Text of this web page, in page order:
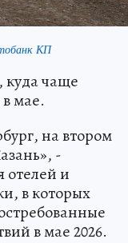
КП
куда чаще
мае.
на втором
-
отелей и
в которых
в мае 2026.